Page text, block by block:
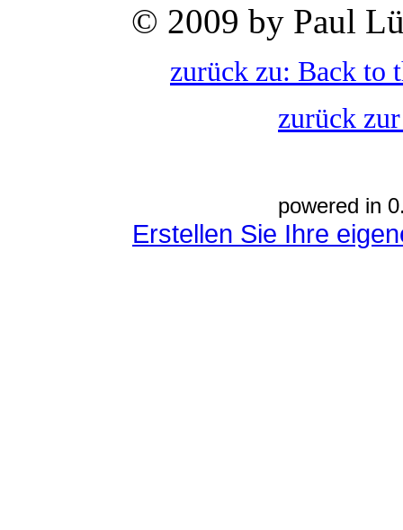
© 2009 by Paul
zurück zu: Back to
zurück
powered in
Erstellen Sie Ihre